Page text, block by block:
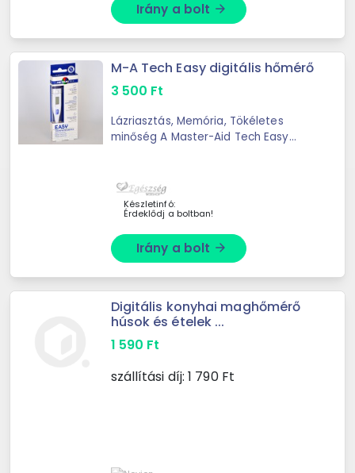
Irány a bolt arrow_forward
M-A Tech Easy digitális hőmérő
3 500 Ft
Lázriasztás, Memória, Tökéletes
minőség A Master-Aid Tech Easy
a lehető leggyorsabb ...
Készletinfó:
Érdeklődj a boltban!
Irány a bolt arrow_forward
Digitális konyhai maghőmérő
húsok és ételek ...
1 590 Ft
szállítási díj: 1 790Ft